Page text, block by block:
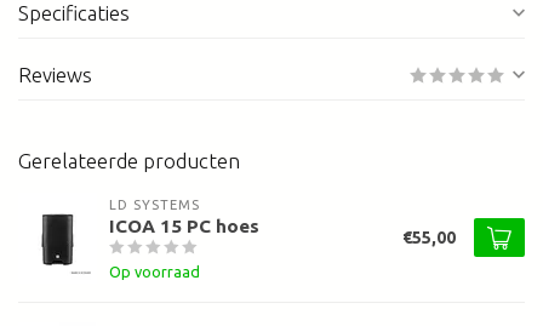
Specificaties
Reviews
Gerelateerde producten
LD SYSTEMS
ICOA 15 PC hoes
Op voorraad
€55,00